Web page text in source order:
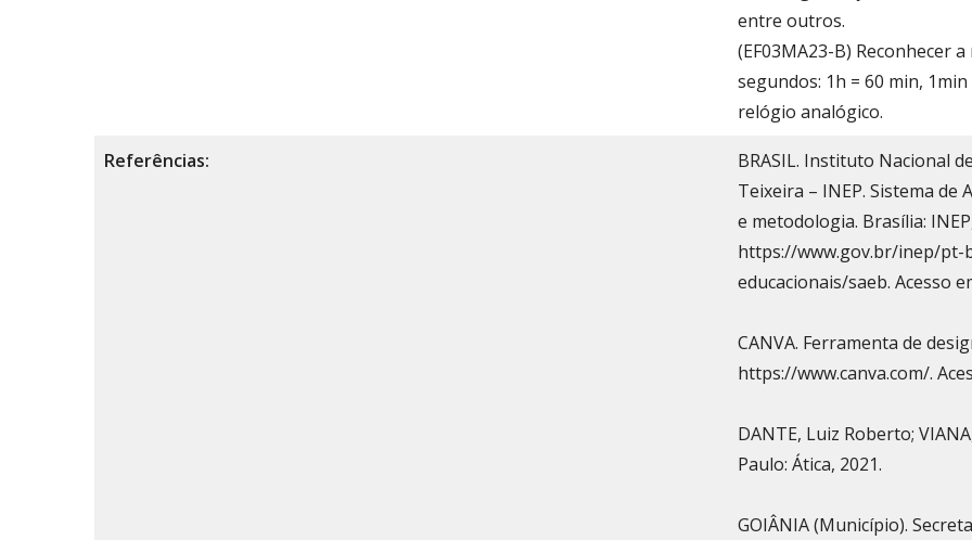
entre outros.
(EF03MA23-B) Reconhecer
segundos: 1h = 60 min,
relógio analógico.
Referências:
BRASIL. Instituto Nacional
Teixeira – INEP. Sistema de
e metodologia. Brasília:
https://www.gov.br/inep/pt-
educacionais/saeb. Acesso
CANVA. Ferramenta de
https://www.canva.com/.
DANTE, Luiz Roberto;
Paulo: Ática, 2021.
GOIÂNIA (Município).